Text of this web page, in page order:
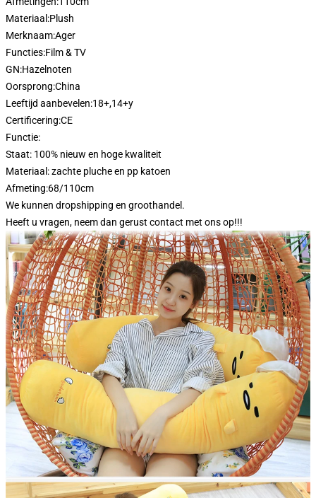
Materiaal:Plush
Merknaam:Ager
Functies:Film & TV
GN:Hazelnoten
Oorsprong:China
Leeftijd aanbevelen:18+,14+y
Certificering:CE
modname=ckeditor
Functie:
Staat: 100% nieuw en hoge kwaliteit
Materiaal: zachte pluche en pp katoen
Afmeting:68/110cm
We kunnen dropshipping en groothandel.
Heeft u vragen, neem dan gerust contact met ons op!!!